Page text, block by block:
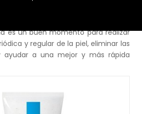
algún momento durante las
es un buen momento para realizar
y regular de la piel, eliminar las
ayudar a una mejor y más rápida